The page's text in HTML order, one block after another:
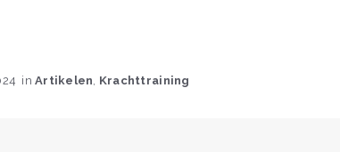
in Artikelen, Krachttraining